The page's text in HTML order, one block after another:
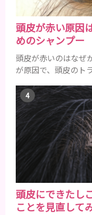
頭皮が赤い原因
めのシャンプー
頭皮が赤いのはなぜ
が原因で、頭皮のト
トレス ストレスを
働きます。そのた
きやすくなります。
き届きません。スト
です。 アトピー性皮
ー皮膚炎の可能...
頭皮にできたし
ことを見直して